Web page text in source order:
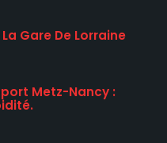
Gare De Lorraine
Metz-Nancy :